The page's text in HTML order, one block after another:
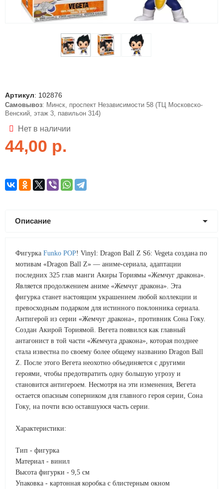
Артикул: 102876
Самовывоз: Минск, проспект Независимости 58 (ТЦ Московско-
Венский, этаж 3, павильон 314)
Нет в наличии
44,00 р.
Описание
Фигурка Funko POP! Vinyl: Dragon Ball Z S6: Vegeta создана по
мотивам «Dragon Ball Z» — аниме-сериала, адаптации
последних 325 глав манги Акиры Ториямы «Жемчуг дракона».
Является продолжением аниме «Жемчуг дракона». Эта
фигурка станет настоящим украшением любой коллекции и
превосходным подарком для истинного поклонника сериала.
Антигерой из серии «Жемчуг дракона», противник Сона Гоку.
Создан Акирой Ториямой. Вегета появился как главный
антагонист в той части «Жемчуга дракона», которая позднее
стала известна по своему более общему названию Dragon Ball
Z. После этого Вегета неохотно объединяется с другими
героями, чтобы предотвратить одну большую угрозу и
становится антигероем. Несмотря на эти изменения, Вегета
остается опасным соперником для главного героя серии, Сона
Гоку, на почти всю оставшуюся часть серии.
Характеристики:
Тип - фигурка
Материал - винил
Высота фигурки - 9,5 см
Упаковка - картонная коробка с блистерным окном